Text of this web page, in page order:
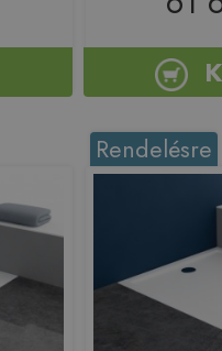
Rendelésre